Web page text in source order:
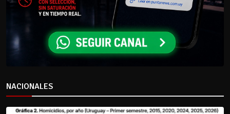
NACIONALES